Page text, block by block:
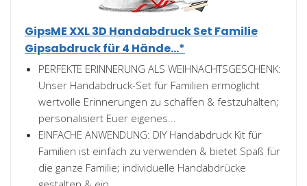
GipsME XXL 3D Handabdruck Set Familie
Gipsabdruck für 4 Hände...*
PERFEKTE ERINNERUNG ALS WEIHNACHTSGESCHENK:
Unser Handabdruck-Set für Familien ermöglicht
wertvolle Erinnerungen zu schaffen & festzuhalten;
personalisiert Euer eigenes...
EINFACHE ANWENDUNG: DIY Handabdruck Kit für
Familien ist einfach zu verwenden & bietet Spaß für
die ganze Familie; individuelle Handabdrücke